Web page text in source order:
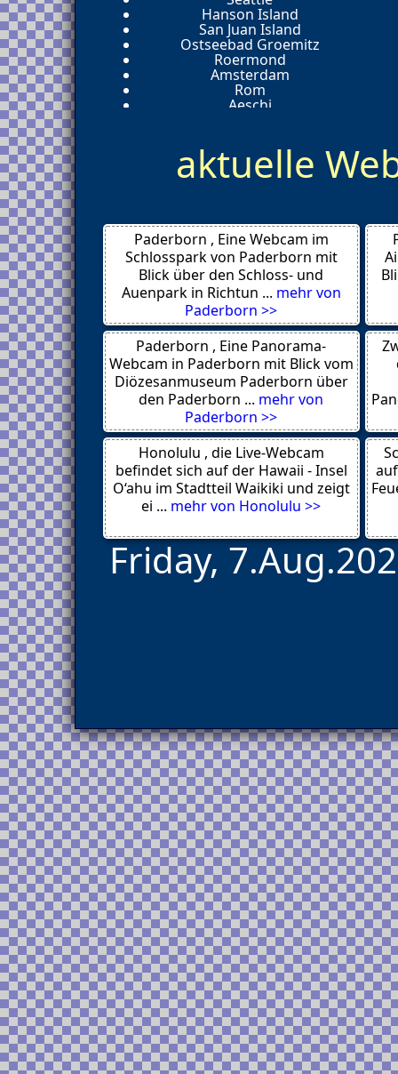
Hanson Island
San Juan Island
Ostseebad Groemitz
Roermond
Amsterdam
Rom
Aeschi
Deadwood
Rapid City
Rom
Berlin
Sacele
Targu Secuiesc
Cluj-Napoca
Rosenau
Brasov
Bran
Fort Lauderdale
Bremerhaven
Roermond
San Francisco
Ko Phangan
Eschweiler
Langeneß
Rize
Giresun
Nusa Ceningan
Longyearbyen
Boca Chica
aktuelle
Paderborn , Eine Webcam im
Schlosspark von Paderborn mit
Blick über den Schloss- und
Auenpark in Richtun ... mehr von
Paderborn >>
Paderborn , Eine Panorama-
Webcam in Paderborn mit Blick vom
Diözesanmuseum Paderborn über
den Paderborn ... mehr von
Paderborn >>
Honolulu , die Live-Webcam
befindet sich auf der Hawaii - Insel
O‘ahu im Stadtteil Waikiki und zeigt
ei ... mehr von Honolulu >>
Friday,